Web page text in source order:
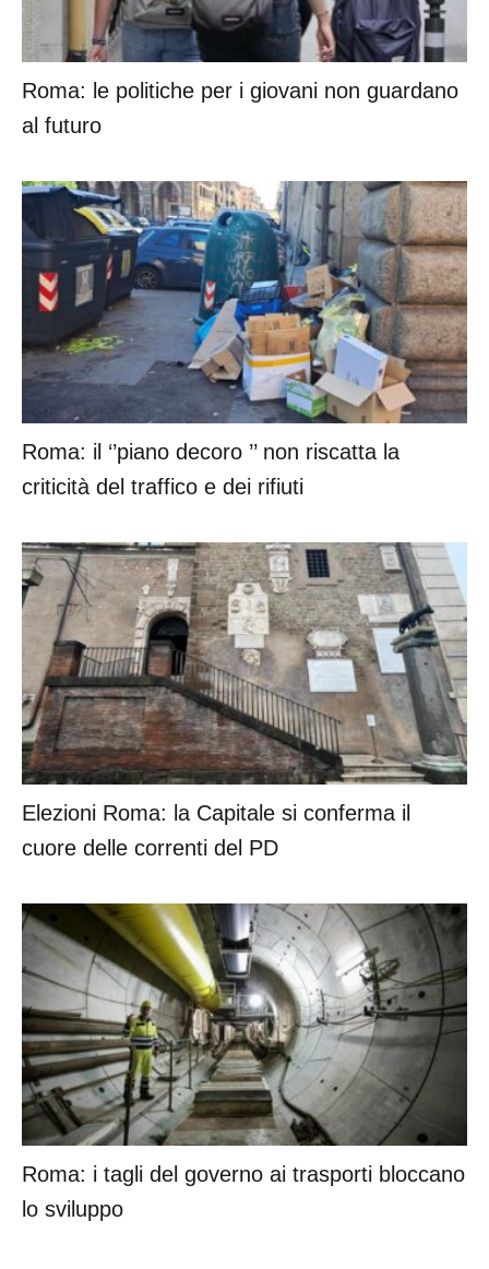
Roma: le politiche per i giovani non guardano
al futuro
Roma: il ‘’piano decoro ’’ non riscatta la
criticità del traffico e dei rifiuti
Elezioni Roma: la Capitale si conferma il
cuore delle correnti del PD
Roma: i tagli del governo ai trasporti bloccano
lo sviluppo